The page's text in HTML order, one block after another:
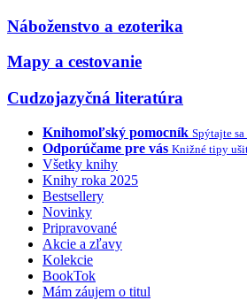
Náboženstvo a ezoterika
Mapy a cestovanie
Cudzojazyčná literatúra
Knihomoľský pomocník Spýtajte
Odporúčame pre vás Knižné tipy
Všetky knihy
Knihy roka 2025
Bestsellery
Novinky
Pripravované
Akcie a zľavy
Kolekcie
BookTok
Mám záujem o titul